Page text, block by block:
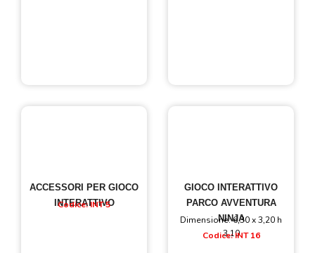
ACCESSORI PER GIOCO
INTERATTIVO
Codice: INT 5
GIOCO INTERATTIVO
PARCO AVVENTURA
NINJA
Dimensione: 6,30 x 3,20 h
3,10
Codice: INT 16